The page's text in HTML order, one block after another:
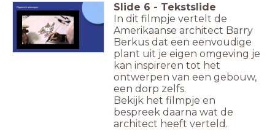
Organisch ontwerpen Slide 6 - Tekstslide
In dit filmpje vertelt de
Amerikaanse architect Barry
Berkus dat een eenvoudige
plant uit je eigen omgeving je
kan inspireren tot het
ontwerpen van een gebouw,
een dorp zelfs.
Bekijk het filmpje en
bespreek daarna wat de
architect heeft verteld.